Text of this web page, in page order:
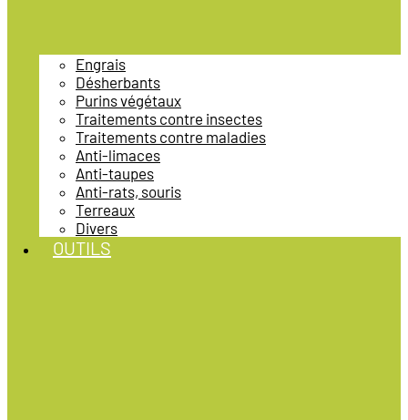
Engrais
Désherbants
Purins végétaux
Traitements contre insectes
Traitements contre maladies
Anti-limaces
Anti-taupes
Anti-rats, souris
Terreaux
Divers
OUTILS